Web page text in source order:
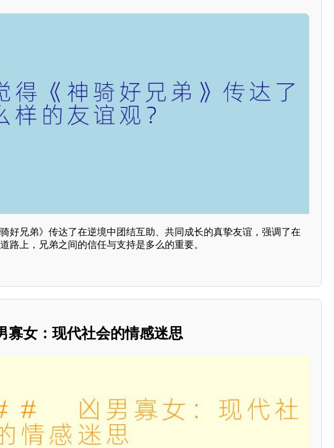
好兄弟》传达了在逆境中团结互助、共同成长的真挚友谊，强调了在
路上，兄弟之间的信任与支持是多么的重要。
寡女：现代社会的情感迷思